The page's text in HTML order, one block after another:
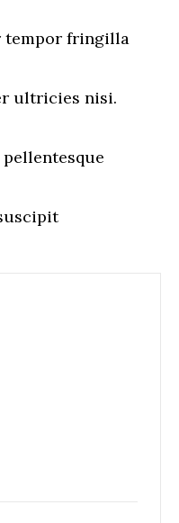
tempor fringilla
ultricies nisi.